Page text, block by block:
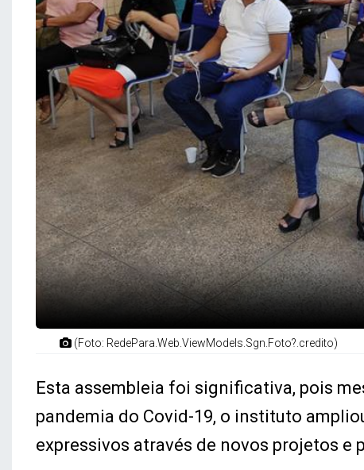
(Foto: RedePara.Web.ViewModels.Sgn.Foto?.credito)
Esta assembleia foi significativa, pois
pandemia do Covid-19, o instituto
expressivos através de novos projetos